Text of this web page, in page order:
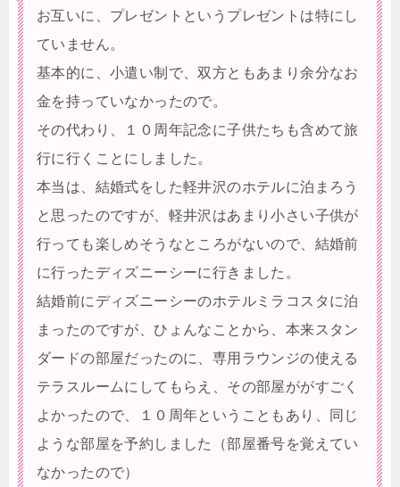
お互いに、プレゼントというプレゼントは特にし
ていません。
基本的に、小遣い制で、双方ともあまり余分なお
金を持っていなかったので。
その代わり、１０周年記念に子供たちも含めて旅
行に行くことにしました。
本当は、結婚式をした軽井沢のホテルに泊まろう
と思ったのですが、軽井沢はあまり小さい子供が
行っても楽しめそうなところがないので、結婚前
に行ったディズニーシーに行きました。
結婚前にディズニーシーのホテルミラコスタに泊
まったのですが、ひょんなことから、本来スタン
ダードの部屋だったのに、専用ラウンジの使える
テラスルームにしてもらえ、その部屋ががすごく
よかったので、１０周年ということもあり、同じ
ような部屋を予約しました（部屋番号を覚えてい
なかったので）